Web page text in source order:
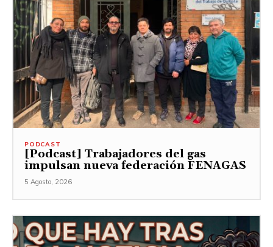
PODCAST
[Podcast] Trabajadores del gas
impulsan nueva federación FENAGAS
5 Agosto, 2026